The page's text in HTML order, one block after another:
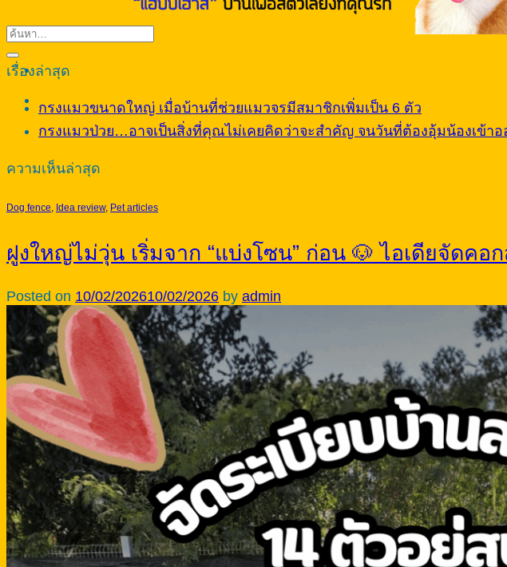
เรื่องล่าสุด
กรงแมวขนาดใหญ่ เมื่อบ้านที่ช่วยแมวจรมีสมาชิกเพิ่มเป็น 6 ตัว
กรงแมวป่วย…อาจเป็นสิ่งที่คุณไม่เคยคิดว่าจะสำคัญ จนวันที่ต้องอุ้มน้องเข้าอ
ความเห็นล่าสุด
Dog fence, Idea review, Pet articles
ฝูงใหญ่ไม่วุ่น เริ่มจาก “แบ่งโซน” ก่อน 🐶 ไอเดียจัดค
Posted on 10/02/202610/02/2026 by admin